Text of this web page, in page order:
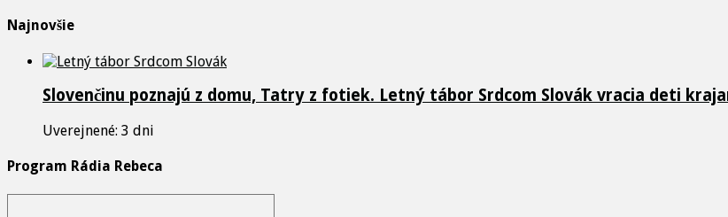
Najnovšie
Slovenčinu poznajú z domu, Tatry z fotiek. Letný tábor Srdcom Slovák vracia deti
Uverejnené: 3 dni
Program Rádia Rebeca